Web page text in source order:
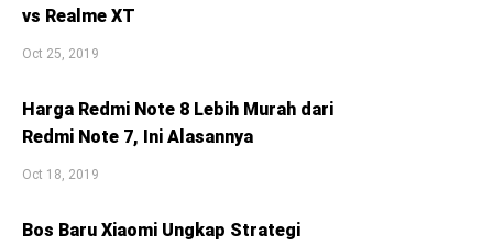
vs Realme XT
Oct 25, 2019
Harga Redmi Note 8 Lebih Murah dari
Redmi Note 7, Ini Alasannya
Oct 18, 2019
Bos Baru Xiaomi Ungkap Strategi